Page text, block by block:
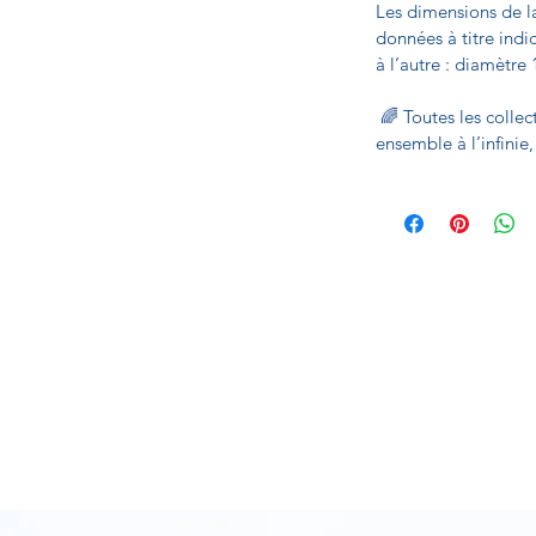
Les dimensions de
données à titre
à l’autre : diamètre
🌈 Toutes les
ensemble à